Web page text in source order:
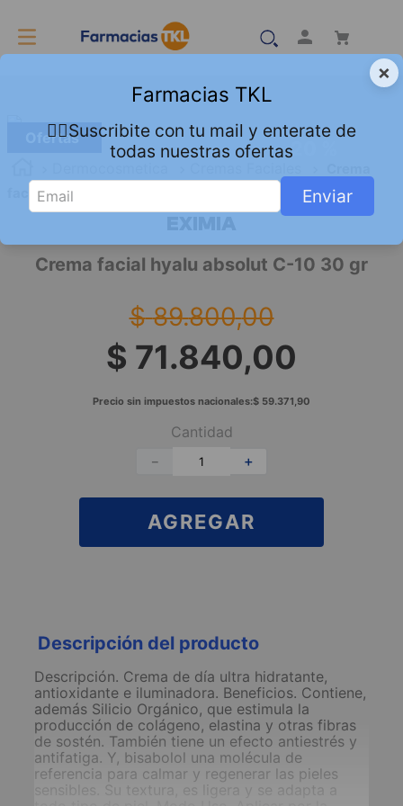
Ofertas 20 %
facial hyalu absolut C-10 30 gr
Crema facial hyalu absolut C-10 30 gr
$ 89.800,00
$ 71.840,00
Precio sin impuestos nacionales:$ 59.371,90
Cantidad
＋
－
AGREGAR
Descripción del producto
Descripción. Crema de día ultra hidratante,
antioxidante e iluminadora. Beneficios. Contiene,
además Silicio Orgánico, que estimula la
producción de colágeno, elastina y otras fibras
de sostén. También tiene un efecto antiestrés y
antifatiga. Y, bisabolol una molécula de
referencia para calmar y regenerar las pieles
sensibles. Su textura, es ligera y se adapta a
×
Farmacias TKL
👇🏻Suscribite con tu mail y enterate de
todas nuestras ofertas
Enviar